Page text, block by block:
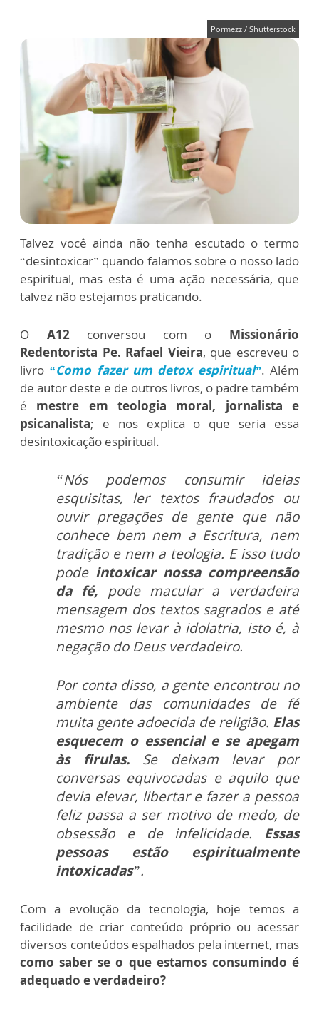
Pormezz / Shutterstock
Talvez você ainda não tenha escutado o termo
“desintoxicar” quando falamos sobre o nosso lado
espiritual, mas esta é uma ação necessária, que
talvez não estejamos praticando.
O A12 conversou com o Missionário
Redentorista Pe. Rafael Vieira, que escreveu o
livro “Como fazer um detox espiritual”. Além
de autor deste e de outros livros, o padre também
é mestre em teologia moral, jornalista e
psicanalista; e nos explica o que seria essa
desintoxicação espiritual.
“Nós podemos consumir ideias
esquisitas, ler textos fraudados ou
ouvir pregações de gente que não
conhece bem nem a Escritura, nem
tradição e nem a teologia. E isso tudo
pode intoxicar nossa compreensão
da fé, pode macular a verdadeira
mensagem dos textos sagrados e até
mesmo nos levar à idolatria, isto é, à
negação do Deus verdadeiro.
Por conta disso, a gente encontrou no
ambiente das comunidades de fé
muita gente adoecida de religião. Elas
esquecem o essencial e se apegam
às firulas. Se deixam levar por
conversas equivocadas e aquilo que
devia elevar, libertar e fazer a pessoa
feliz passa a ser motivo de medo, de
obsessão e de infelicidade. Essas
pessoas estão espiritualmente
intoxicadas”.
Com a evolução da tecnologia, hoje temos a
facilidade de criar conteúdo próprio ou acessar
diversos conteúdos espalhados pela internet, mas
como saber se o que estamos consumindo é
adequado e verdadeiro?